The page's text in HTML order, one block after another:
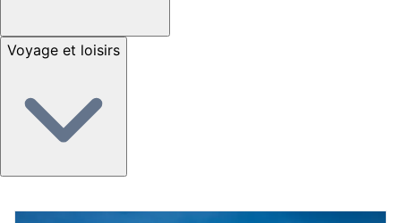
Voyage et loisirs